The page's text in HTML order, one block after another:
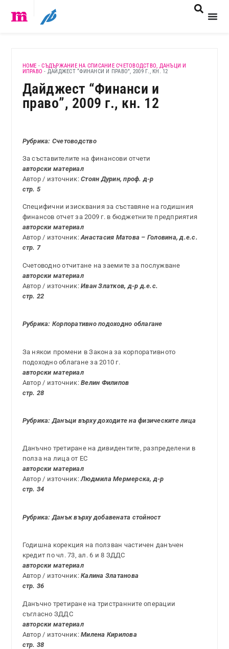
HOME -СЪДЪРЖАНИЕ НА СПИСАНИЕ СЧЕТОВОДСТВО, ДАНЪЦИ И
ИПРАВО - ДАЙДЖЕСТ “ФИНАНСИ И ПРАВО”, 2009 Г., КН. 12
Дайджест “Финанси и
право”, 2009 г., кн. 12
Рубрика: Счетоводство
За съставителите на финансови отчети
авторски материал
Автор / източник:Стоян Дурин, проф. д-р
стр. 5
Специфични изисквания за съставяне на годишния
финансов отчет за 2009 г. в бюджетните предприятия
авторски материал
Автор / източник:Анастасия Матова – Головина, д.е.с.
стр. 7
Счетоводно отчитане на заемите за послужване
авторски материал
Автор / източник:Иван Златков, д-р д.е.с.
стр. 22
Рубрика: Корпоративно подоходно облагане
За някои промени в Закона за корпоративното
подоходно облагане за 2010 г.
авторски материал
Автор / източник:Велин Филипов
стр. 28
Рубрика: Данъци върху доходите на физическите лица
Данъчно третиране на дивидентите, разпределени в
полза на лица от ЕС
авторски материал
Автор / източник:Людмила Мермерска, д-р
стр. 34
Рубрика: Данък върху добавената стойност
Годишна корекция на ползван частичен данъчен
кредит по чл. 73, ал. 6 и 8 ЗДДС
авторски материал
Автор / източник:Калина Златанова
стр. 36
Данъчно третиране на тристранните операции
съгласно ЗДДС
авторски материал
Автор / източник:Милена Кирилова
стр. 38